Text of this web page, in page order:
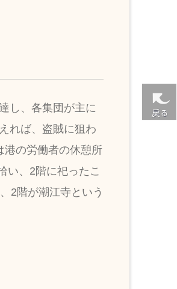
し、各集団が主に
れば、盗賊に狙わ
港の労働者の休憩所
い、2階に祀ったこ
2階が潮江寺という